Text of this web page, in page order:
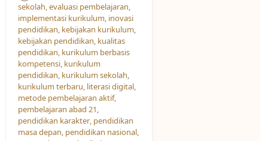
sekolah,evaluasi pembelajaran,
implementasi kurikulum, inovasi
pendidikan, kebijakan kurikulum,
kebijakan pendidikan, kualitas
pendidikan, kurikulum berbasis
kompetensi, kurikulum
pendidikan, kurikulum sekolah,
kurikulum terbaru, literasi digital,
metode pembelajaran aktif,
pembelajaran abad 21,
pendidikan karakter, pendidikan
masa depan, pendidikan nasional,